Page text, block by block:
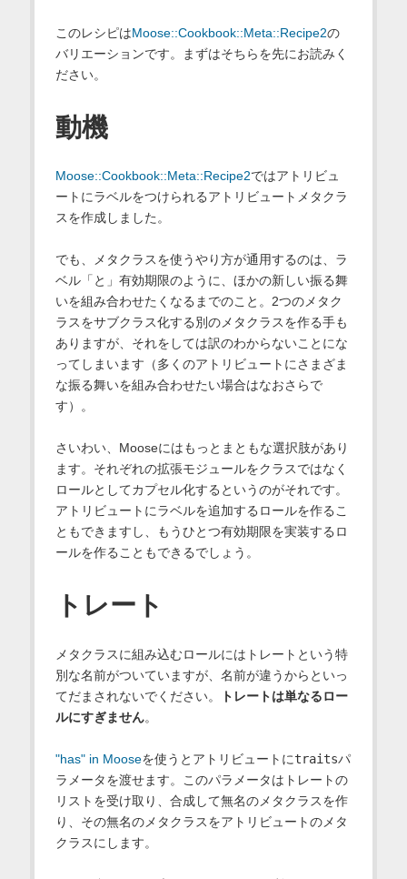
このレシピはMoose::Cookbook::Meta::Recipe2の
バリエーションです。まずはそちらを先にお読みく
ださい。
動機
Moose::Cookbook::Meta::Recipe2ではアトリビュ
ートにラベルをつけられるアトリビュートメタクラ
スを作成しました。
でも、メタクラスを使うやり方が通用するのは、ラ
ベル「と」有効期限のように、ほかの新しい振る舞
いを組み合わせたくなるまでのこと。2つのメタク
ラスをサブクラス化する別のメタクラスを作る手も
ありますが、それをしては訳のわからないことにな
ってしまいます（多くのアトリビュートにさまざま
な振る舞いを組み合わせたい場合はなおさらで
す）。
さいわい、Mooseにはもっとまともな選択肢があり
ます。それぞれの拡張モジュールをクラスではなく
ロールとしてカプセル化するというのがそれです。
アトリビュートにラベルを追加するロールを作るこ
ともできますし、もうひとつ有効期限を実装するロ
ールを作ることもできるでしょう。
トレート
メタクラスに組み込むロールにはトレートという特
別な名前がついていますが、名前が違うからといっ
てだまされないでください。
トレートは単なるロー
ルにすぎません。
"has" in Mooseを使うとアトリビュートにtraitsパ
ラメータを渡せます。このパラメータはトレートの
リストを受け取り、合成して無名のメタクラスを作
り、その無名のメタクラスをアトリビュートのメタ
クラスにします。